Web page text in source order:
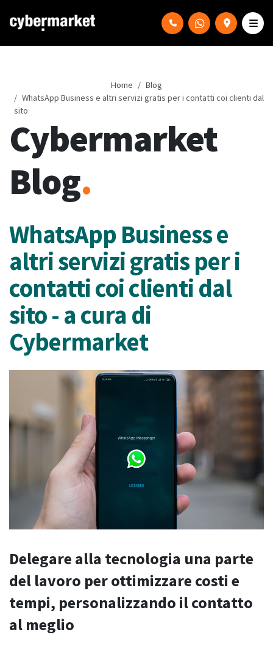
Home
Blog
WhatsApp Business e altri servizi gratis per i contatti coi clienti dal
sito
Cybermarket
Blog.
WhatsApp Business e
altri servizi gratis per i
contatti coi clienti dal
sito - a cura di
Cybermarket
Delegare alla tecnologia una parte
del lavoro per ottimizzare costi e
tempi, personalizzando il contatto
al meglio